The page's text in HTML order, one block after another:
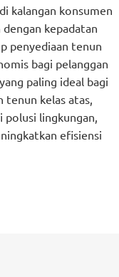
kalangan konsumen
kepadatan
penyediaan tenun
bagi pelanggan
paling ideal bagi
tenun kelas atas,
lingkungan,
efisiensi